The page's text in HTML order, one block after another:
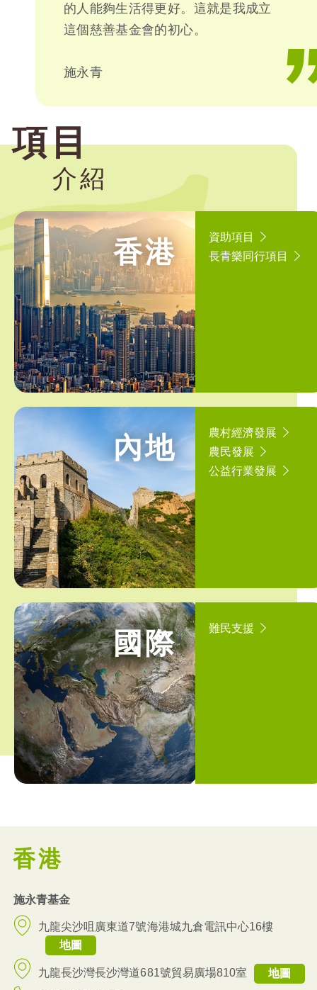
的人能夠生活得更好。這就是我成立
這個慈善基金會的初心。
施永青
項目
介紹
香港
資助項目
長青樂同行項目
內地
農村經濟發展
農民發展
公益行業發展
國際 難民支援
香港
施永青基金
九龍尖沙咀廣東道7號海港城九倉電訊中心16樓
地圖
九龍長沙灣長沙灣道681號貿易廣場810室
地圖